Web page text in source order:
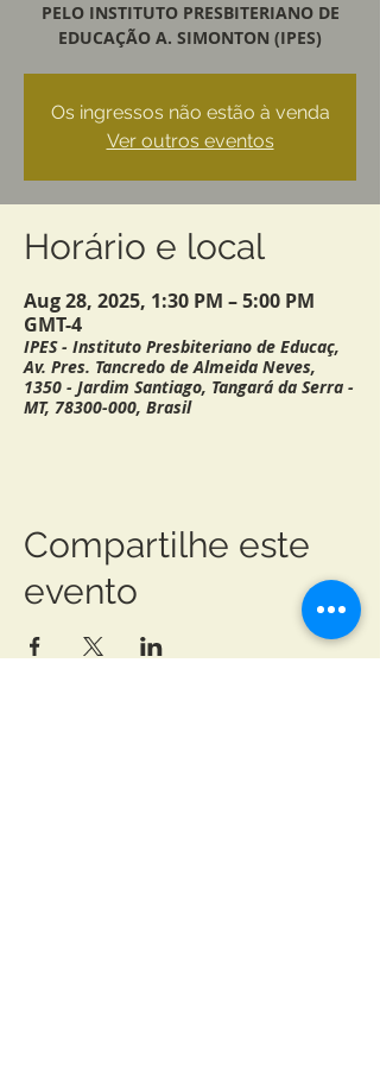
PELO INSTITUTO PRESBITERIANO DE
EDUCAÇÃO A. SIMONTON (IPES)
Os ingressos não estão à venda
Ver outros eventos
Horário e local
Aug 28, 2025, 1:30 PM – 5:00 PM
GMT-4
IPES - Instituto Presbiteriano de Educaç,
Av. Pres. Tancredo de Almeida Neves,
1350 - Jardim Santiago, Tangará da Serra -
MT, 78300-000, Brasil
Compartilhe este
evento